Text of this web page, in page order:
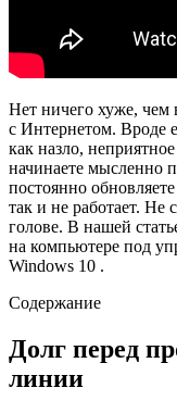
Нет ничего хуже, чем
с Интернетом. Вроде
как назло,
начинаете мысленно
постоянно
так и не работает. Не
голове. В нашей
на компьютере под
Windows 10 .
Содержание
Долг перед
линии